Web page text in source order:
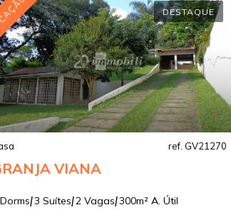
DESTAQUE
ref. GV21270
VIANA
|3 Suítes|2 Vagas|300m² A. Útil